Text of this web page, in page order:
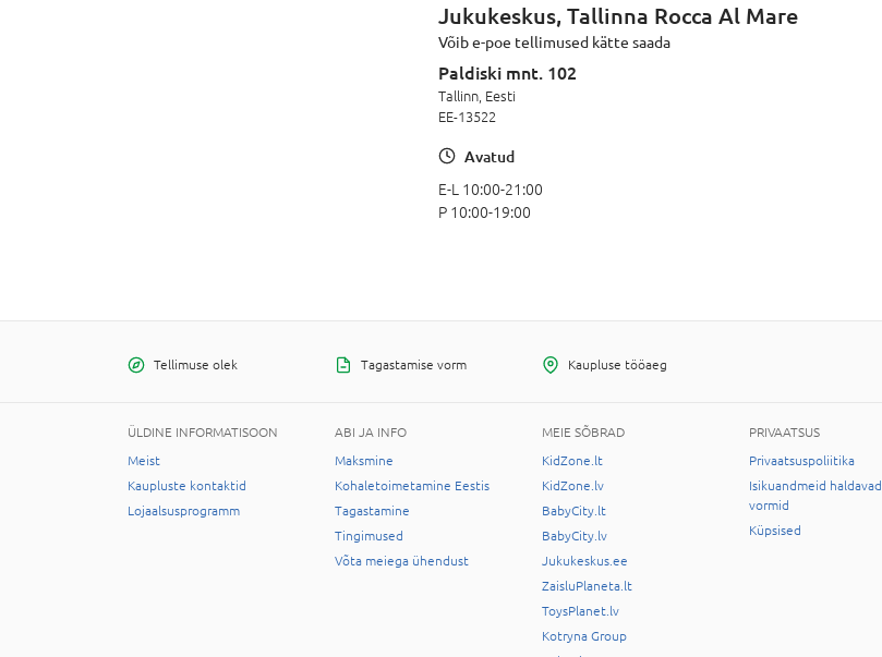
Jukukeskus, Tallinna Rocca Al Mare
Võib e-poe tellimused kätte saada
Paldiski mnt. 102
Tallinn, Eesti
EE-13522
Avatud
E-L 10:00-21:00
P 10:00-19:00
Tellimuse olek Tagastamise vorm Kaupluse tööaeg
ÜLDINE INFORMATISOON
Meist
Kaupluste kontaktid
Lojaalsusprogramm
ABI JA INFO
Maksmine
Kohaletoimetamine Eestis
Tagastamine
Tingimused
Võta meiega ühendust
MEIE SÕBRAD
KidZone.lt
KidZone.lv
BabyCity.lt
BabyCity.lv
Jukukeskus.ee
ZaisluPlaneta.lt
ToysPlanet.lv
Kotryna Group
PRIVAATSUS
Privaatsuspoliitika
Isikuandmeid haldavad
vormid
Küpsised